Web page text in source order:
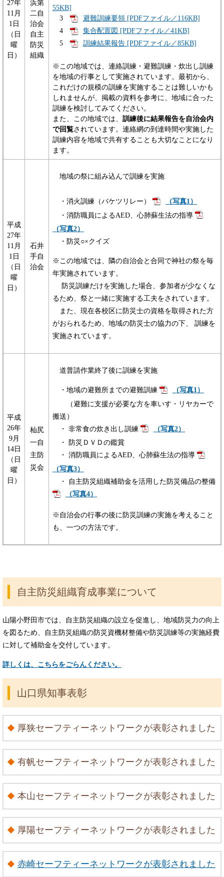
27年
11月
1日
（日
曜
日）
浜第
二自
治会
自主
防災
組織
55KB]
3
避難訓練要領 [PDFファイル／116KB]
4
集合配置図 [PDFファイル／41KB]
5
訓練結果報告 [PDFファイル／85KB]
※この地域では、連絡訓練・避難訓練・炊出し訓練
を地域の行事として実施されています。最初から、
これだけの規模の訓練を実施することは難しいかも
しれませんが、掲載の資料を参考に、地域に合った
訓練を検討してみてください。
また、この地域では、 訓練後に結果報告を自治会内
で回覧されています。連絡網の到達時間や実施した
訓練内容を地域で共有することも大切なことになり
ます。
平成
27年
11月
1日
（日
曜
日）
石井
手自
治会
地域の祭に組み込んで訓練を実施
・消火訓練（バケツリレー）
（写真1）
・消防職員によるAED、心肺蘇生法の指導
（写真2）
・防災○×クイズ
※この地域では、隣の自治会と合同で神社の祭を毎
年実施されています。
防災訓練だけを実施した場合、参加者が少なくな
るため、祭と一緒に実施する工夫をされています。
また、現在各校区に防災士の資格を取得された方
がおられるため、地域の防災士の協力の下、 訓練を
実施されています。
平成
26年
9月
14日
（日
曜
日）
杣尻
一自
主防
災会
道普請作業終了後に訓練を実施
・地域の避難所までの避難訓練
（写真1）
（避難に支援が必要な方を車いす・リヤカーで
搬送）
・ 非常食の炊き出し訓練
（写真2）
・ 防災ＤＶＤの鑑賞
・ 消防職員によるAED、心肺蘇生法の指導
（写真3）
・ 自主防災組織補助金を活用した防災備品の整備
（写真4）
※自治会の行事の後に防災訓練の実施を考えること
も、一つの方法です。
自主防災組織育成事業について
山陽小野田市では、自主防災組織の設立を促進し、地域防災力の向上
を図るため、自主防災組織の防災資機材整備や防災訓練等の実施経費
に対して補助金を交付しています。
詳しくは、こちらをごらんください。
山口県知事表彰
厚狭セーフティーネットワークが表彰されました
有帆セーフティーネットワークが表彰されました
本山セーフティーネットワークが表彰されました
厚陽セーフティーネットワークが表彰されました
赤崎セーフティーネットワークが表彰されました